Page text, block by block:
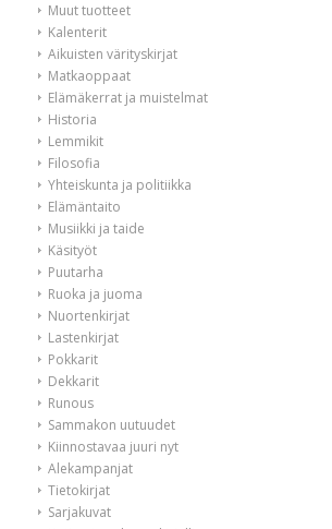
Muut tuotteet
Kalenterit
Aikuisten värityskirjat
Matkaoppaat
Elämäkerrat ja muistelmat
Historia
Lemmikit
Filosofia
Yhteiskunta ja politiikka
Elämäntaito
Musiikki ja taide
Käsityöt
Puutarha
Ruoka ja juoma
Nuortenkirjat
Lastenkirjat
Pokkarit
Dekkarit
Runous
Sammakon uutuudet
Kiinnostavaa juuri nyt
Alekampanjat
Tietokirjat
Sarjakuvat